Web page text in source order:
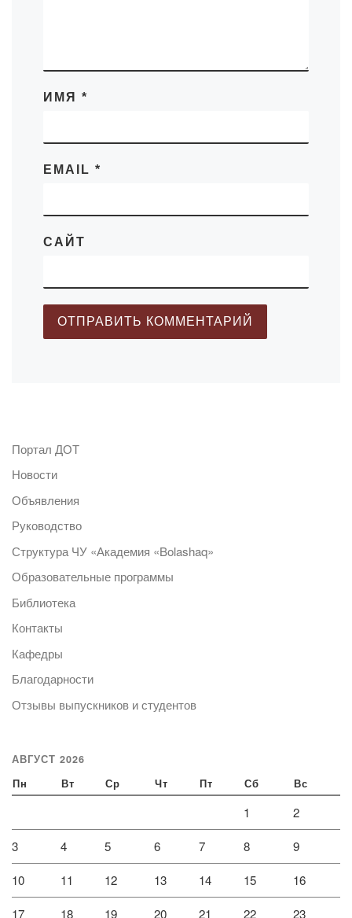
ИМЯ *
EMAIL *
САЙТ
Портал ДОТ
Новости
Объявления
Руководство
Структура ЧУ «Академия «Bolashaq»
Образовательные программы
Библиотека
Контакты
Кафедры
Благодарности
Отзывы выпускников и студентов
АВГУСТ 2026
Пн Вт Ср Чт Пт Сб Вс
1 2
3 4 5 6 7 8 9
10 11 12 13 14 15 16
17 18 19 20 21 22 23